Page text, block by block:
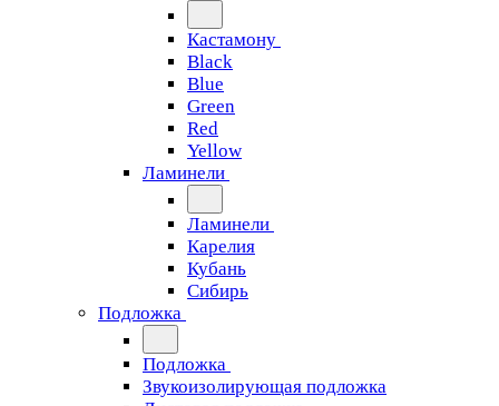
Кастамону
Black
Blue
Green
Red
Yellow
Ламинели
Ламинели
Карелия
Кубань
Сибирь
Подложка
Подложка
Звукоизолирующая подложка